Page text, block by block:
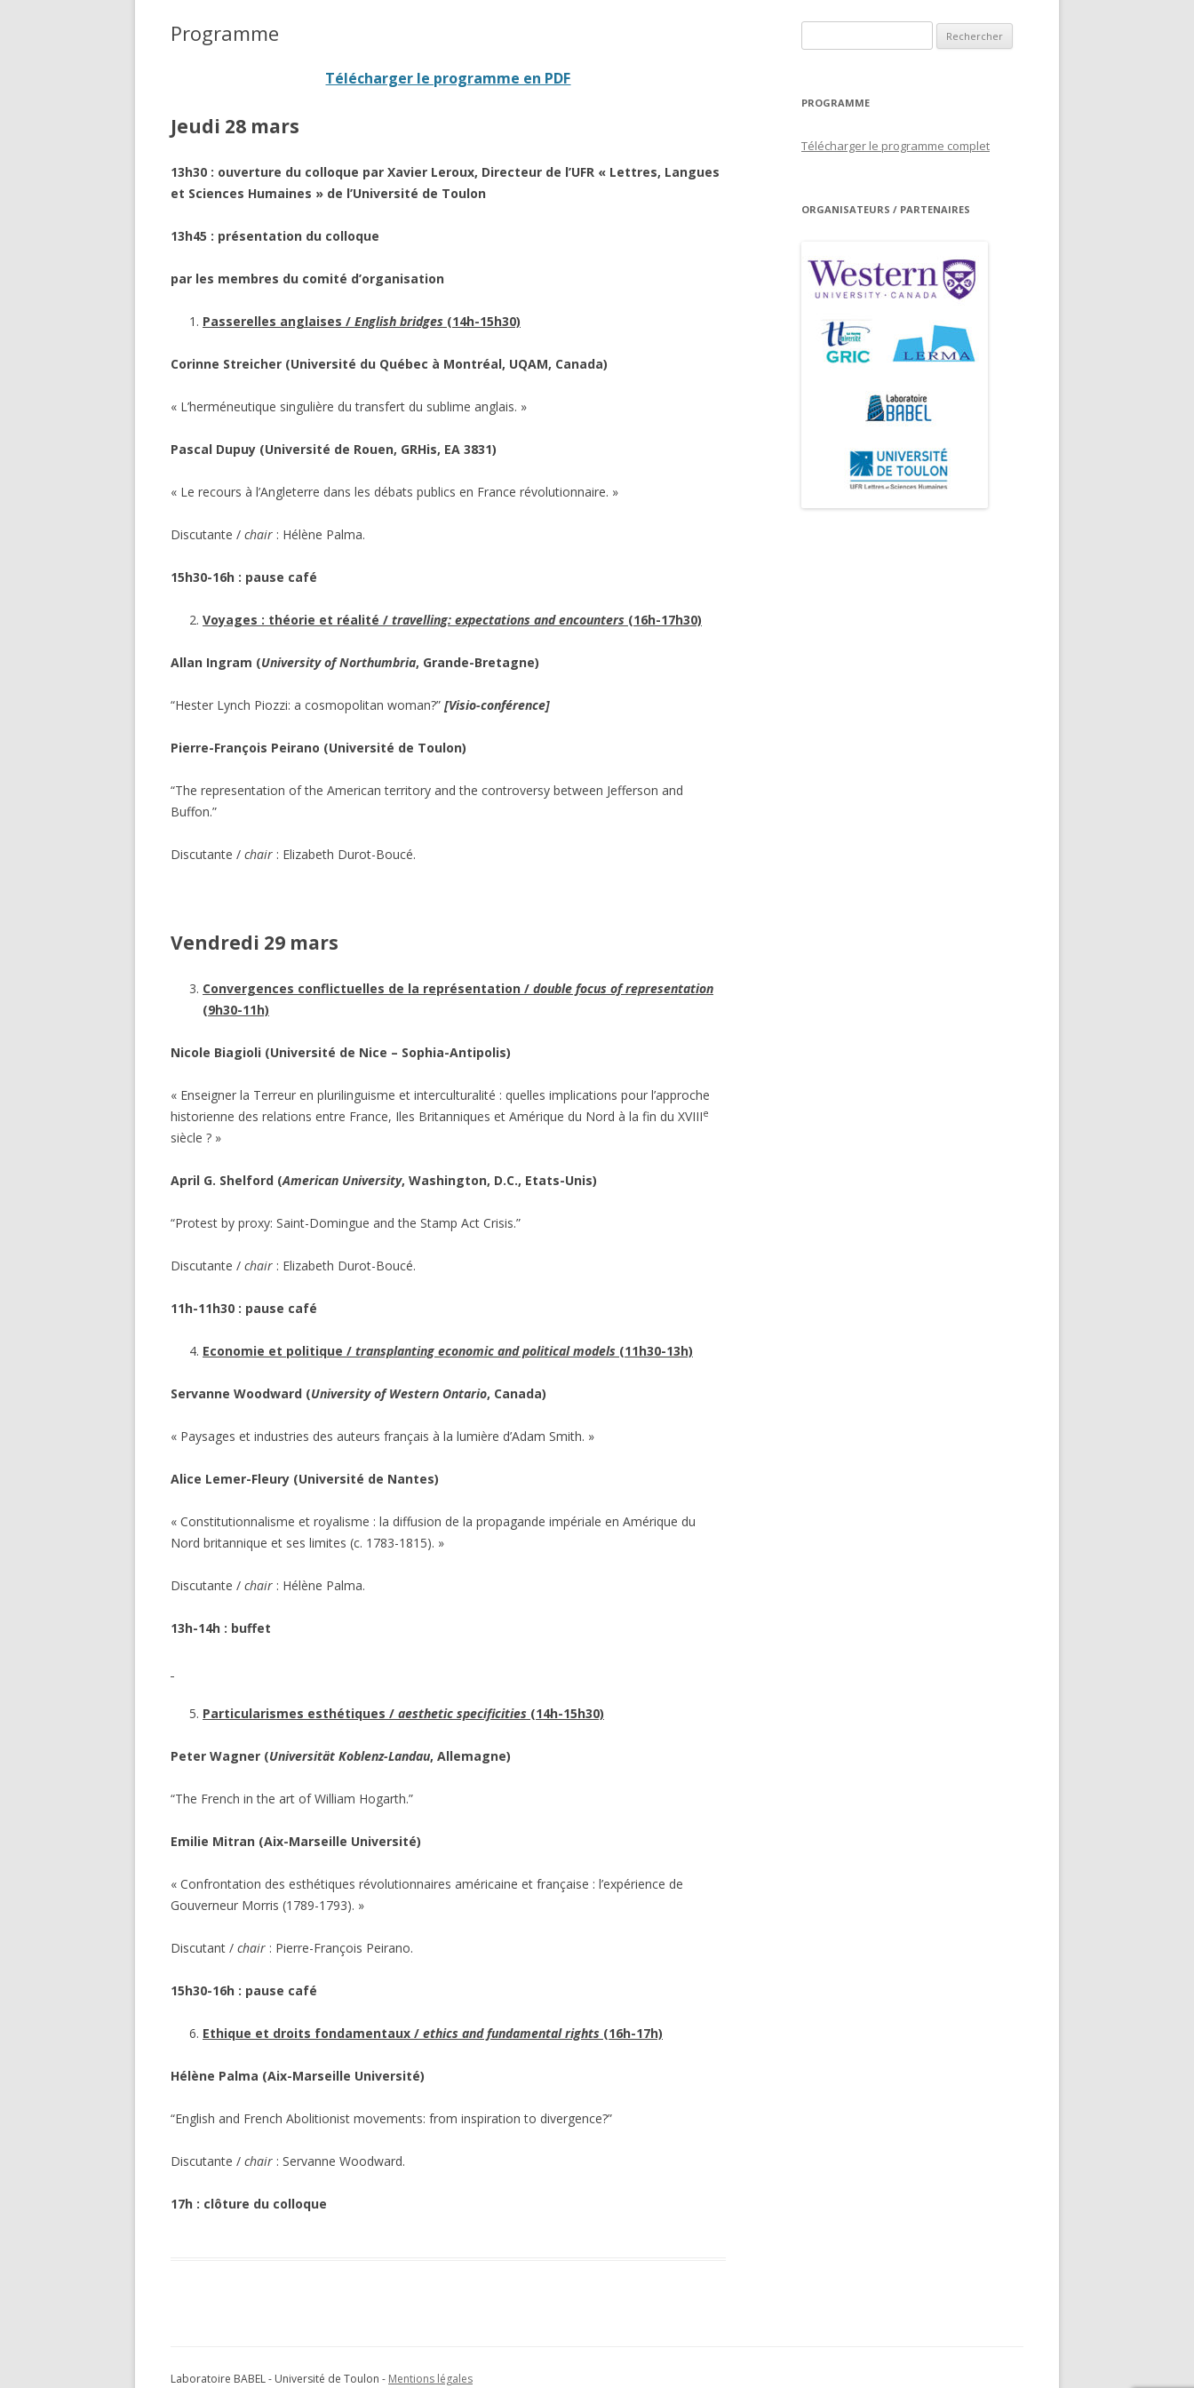
Programme
Télécharger le programme en PDF
Jeudi 28 mars
13h30 : ouverture du colloque par Xavier Leroux, Directeur de l’UFR « Lettres, Langues
et Sciences Humaines » de l’Université de Toulon
13h45 : présentation du colloque
par les membres du comité d’organisation
Passerelles anglaises / English bridges (14h-15h30)
Corinne Streicher (Université du Québec à Montréal, UQAM, Canada)
« L’herméneutique singulière du transfert du sublime anglais. »
Pascal Dupuy (Université de Rouen, GRHis, EA 3831)
« Le recours à l’Angleterre dans les débats publics en France révolutionnaire. »
Discutante / chair : Hélène Palma.
15h30-16h : pause café
Voyages : théorie et réalité / travelling: expectations and encounters (16h-17h30)
Allan Ingram (University of Northumbria, Grande-Bretagne)
“Hester Lynch Piozzi: a cosmopolitan woman?” [Visio-conférence]
Pierre-François Peirano (Université de Toulon)
“The representation of the American territory and the controversy between Jefferson and
Buffon.”
Discutante / chair : Elizabeth Durot-Boucé.
Vendredi 29 mars
Convergences conflictuelles de la représentation / double focus of representation
(9h30-11h)
Nicole Biagioli (Université de Nice – Sophia-Antipolis)
« Enseigner la Terreur en plurilinguisme et interculturalité : quelles implications pour l’approche
historienne des relations entre France, Iles Britanniques et Amérique du Nord à la fin du XVIIIe
siècle ? »
April G. Shelford (American University, Washington, D.C., Etats-Unis)
“Protest by proxy: Saint-Domingue and the Stamp Act Crisis.”
Discutante / chair : Elizabeth Durot-Boucé.
11h-11h30 : pause café
Economie et politique / transplanting economic and political models (11h30-13h)
Servanne Woodward (University of Western Ontario, Canada)
« Paysages et industries des auteurs français à la lumière d’Adam Smith. »
Alice Lemer-Fleury (Université de Nantes)
« Constitutionnalisme et royalisme : la diffusion de la propagande impériale en Amérique du
Nord britannique et ses limites (c. 1783-1815). »
Discutante / chair : Hélène Palma.
13h-14h : buffet
Particularismes esthétiques / aesthetic specificities (14h-15h30)
Peter Wagner (Universität Koblenz-Landau, Allemagne)
“The French in the art of William Hogarth.”
Emilie Mitran (Aix-Marseille Université)
« Confrontation des esthétiques révolutionnaires américaine et française : l’expérience de
Gouverneur Morris (1789-1793). »
Discutant / chair : Pierre-François Peirano.
15h30-16h : pause café
Ethique et droits fondamentaux / ethics and fundamental rights (16h-17h)
Hélène Palma (Aix-Marseille Université)
“English and French Abolitionist movements: from inspiration to divergence?”
Discutante / chair : Servanne Woodward.
17h : clôture du colloque
PROGRAMME
Télécharger le programme complet
ORGANISATEURS / PARTENAIRES
Laboratoire BABEL - Université de Toulon - Mentions légales